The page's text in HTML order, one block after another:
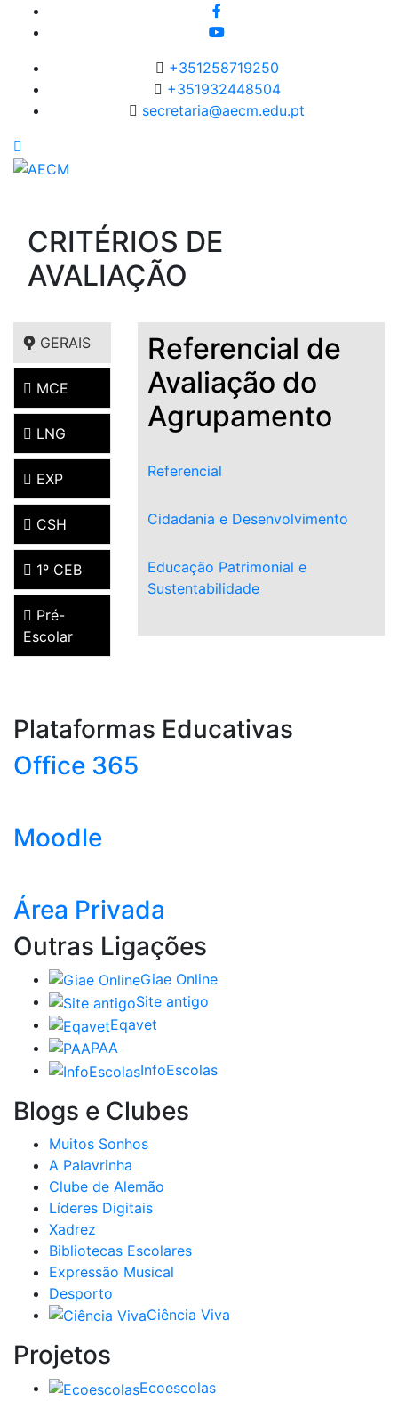
+351258719250
+351932448504
secretaria@aecm.edu.pt
CRITÉRIOS DE
AVALIAÇÃO
GERAIS
MCE
LNG
EXP
CSH
1º CEB
Pré-
Escolar
Referencial de
Avaliação do
Agrupamento
Referencial
Cidadania e Desenvolvimento
Educação Patrimonial e
Sustentabilidade
Plataformas Educativas
Office 365
Moodle
Área Privada
Outras Ligações
Giae Online
Site antigo
Eqavet
PAA
InfoEscolas
Blogs e Clubes
Muitos Sonhos
A Palavrinha
Clube de Alemão
Líderes Digitais
Xadrez
Bibliotecas Escolares
Expressão Musical
Desporto
Ciência Viva
Projetos
Ecoescolas